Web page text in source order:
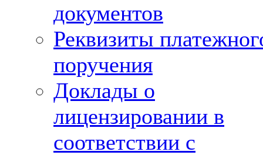
документов
Реквизиты
поручения
Доклады о
лицензировании в
соответствии с